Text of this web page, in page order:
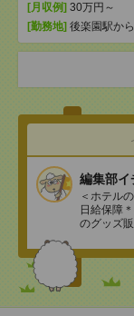
[月収例] 30万円～
[勤務地] 後楽園駅か
編集部イ
＜ホテル
日給保障
のグッズ